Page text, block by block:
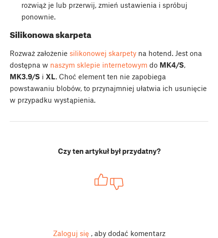
rozwiąż je lub przerwij, zmień ustawienia i spróbuj
ponownie.
Silikonowa skarpeta
Rozważ założenie silikonowej skarpety na hotend. Jest ona
dostępna w naszym sklepie internetowym do MK4/S,
MK3.9/S i XL. Choć element ten nie zapobiega
powstawaniu blobów, to przynajmniej ułatwia ich usunięcie
w przypadku wystąpienia.
Czy ten artykuł był przydatny?
Zaloguj się , aby dodać komentarz